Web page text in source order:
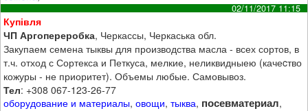
02/11/2017 11:15
Купівля
ЧП Аргопереробка, Черкассы, Черкаська обл.
Закупаем семена тыквы для производства масла - всех сортов, в
т.ч. отход с Сортекса и Петкуса, мелкие, неликвидныею (качеcтво
кожуры - не приоритет). Объемы любые. Самовывоз.
Тел: +308 067-123-26-77
оборудование и материалы,овощи,тыква, посевматериал,